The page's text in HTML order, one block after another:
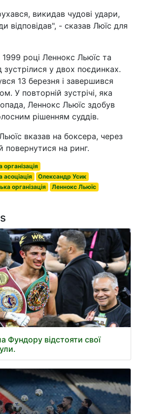
викидав чудові удари,
відповідав", - сказав Люїс для
році Леннокс Льюїс та
зустрілися у двох поєдинках.
13 березня і завершився
У повторній зустрічі, яка
Леннокс Льюїс здобув
рішенням суддів.
вказав на боксера, через
повернутися на ринг.
асоціація
Олександр Усик
організація
Леннокс Льюїс
Фундору відстояти свої